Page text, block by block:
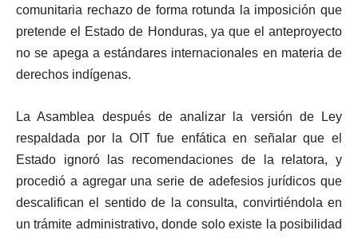
comunitaria rechazo de forma rotunda la imposición que
pretende el Estado de Honduras, ya que el anteproyecto
no se apega a estándares internacionales en materia de
derechos indígenas.
La Asamblea después de analizar la versión de Ley
respaldada por la OIT fue enfática en señalar que el
Estado ignoró las recomendaciones de la relatora, y
procedió a agregar una serie de adefesios jurídicos que
descalifican el sentido de la consulta, convirtiéndola en
un trámite administrativo, donde solo existe la posibilidad